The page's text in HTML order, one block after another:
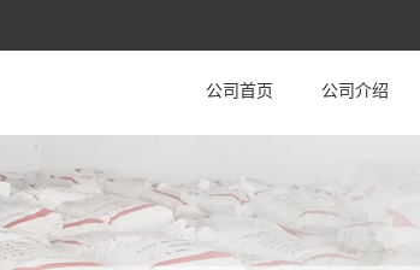
公司首页 公司介绍